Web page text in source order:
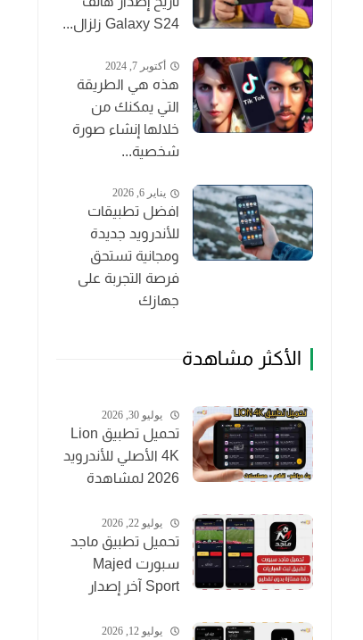
Galaxy S24 زلزال...
أكتوبر 7, 2024
هذه هي الطريقة
التي يمكنك من
خلالها إنشاء صورة
شخصية...
يناير 6, 2026
افضل تطبيقات
للأندرويد جديدة
ومجانية تستحق
فرصة التجربة على
جهازك
الأكثر مشاهدة
يوليو 30, 2026
تحميل تطبيق Lion
4K الأصلي للأندرويد
2026 لمشاهدة
مجاناًيوليو 22, 2026
تحميل تطبيق ماجد
سبورت Majed
Sport آخر إصدار
المباريات مجاناً
يوليو 12, 2026